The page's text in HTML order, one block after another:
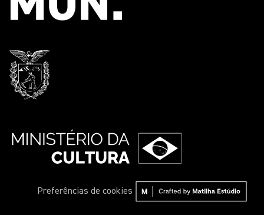
Preferências de cookies